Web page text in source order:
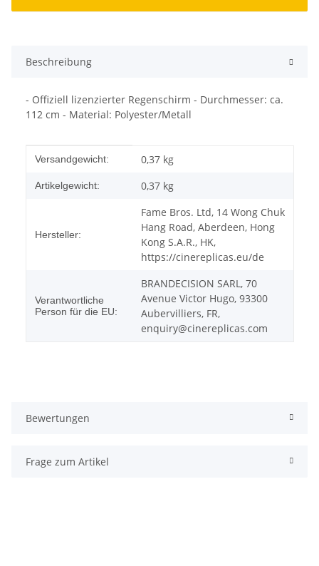
Beschreibung
- Offiziell lizenzierter Regenschirm - Durchmesser: ca.
112 cm - Material: Polyester/Metall
Produkteigenschaft
Wert
Versandgewicht: 0,37 kg
Artikelgewicht: 0,37 kg
Hersteller:
Fame Bros. Ltd, 14 Wong Chuk
Hang Road, Aberdeen, Hong
Kong S.A.R., HK,
https://cinereplicas.eu/de
Verantwortliche
Person für die EU:
BRANDECISION SARL, 70
Avenue Victor Hugo, 93300
Aubervilliers, FR,
enquiry@cinereplicas.com
Bewertungen
Frage zum Artikel